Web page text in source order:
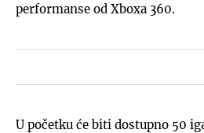
performanse od Xboxa 360.
U početku će biti dostupno 50